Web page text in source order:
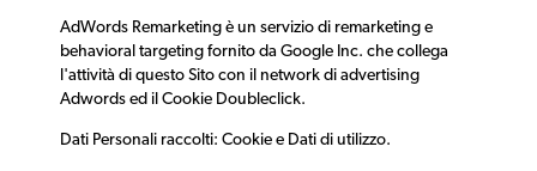
AdWords Remarketing è un servizio di remarketing e
behavioral targeting fornito da Google Inc. che collega
l'attività di questo Sito con il network di advertising
Adwords ed il Cookie Doubleclick.
Dati Personali raccolti: Cookie e Dati di utilizzo.